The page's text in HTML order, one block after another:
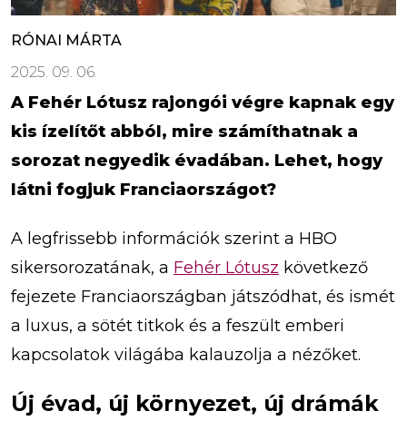
RÓNAI MÁRTA
2025. 09. 06.
A Fehér Lótusz rajongói végre kapnak egy
kis ízelítőt abból, mire számíthatnak a
sorozat negyedik évadában. Lehet, hogy
látni fogjuk Franciaországot?
A legfrissebb információk szerint a HBO
sikersorozatának, a Fehér Lótusz következő
fejezete Franciaországban játszódhat, és ismét
a luxus, a sötét titkok és a feszült emberi
kapcsolatok világába kalauzolja a nézőket.
Új évad, új környezet, új drámák